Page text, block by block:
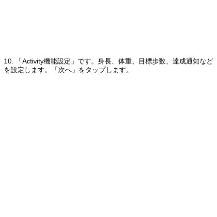
10. 「Activity機能設定」です。身長、体重、目標歩数、達成通知など
を設定します。「次へ」をタップします。